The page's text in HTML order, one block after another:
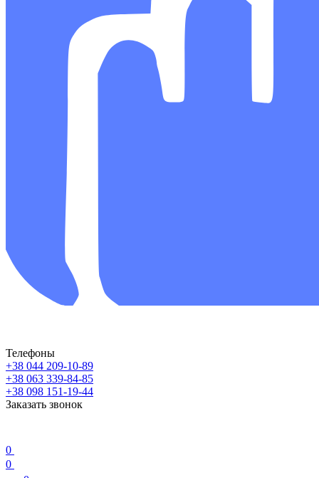
Телефоны
+38 044 209-10-89
+38 063 339-84-85
+38 098 151-19-44
Заказать звонок
0
0